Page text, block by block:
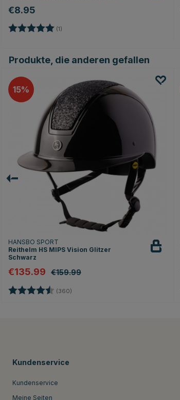
€8.95
Bewertung: (1)
Produkte, die anderen gefallen
15
HANSBO SPORT
Reithelm HS MIPS Vision Glitzer
Schwarz
€135.99 €159.99
Bewertung: (360)
Kundenservice
Kundenservice
Meine Seiten